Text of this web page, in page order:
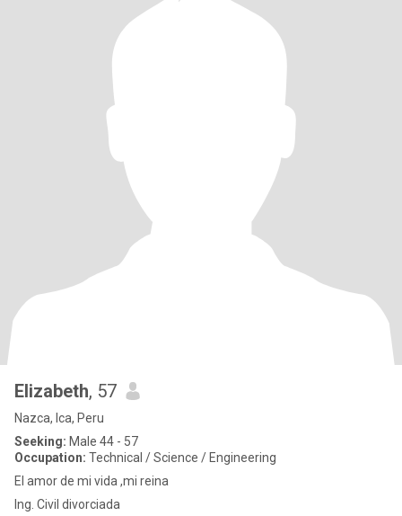
Elizabeth, 57
Nazca, Ica, Peru
Seeking: Male 44 - 57
Occupation: Technical / Science / Engineering
El amor de mi vida ,mi reina
Ing. Civil divorciada